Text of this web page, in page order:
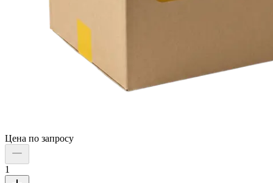
Цена по запросу
1